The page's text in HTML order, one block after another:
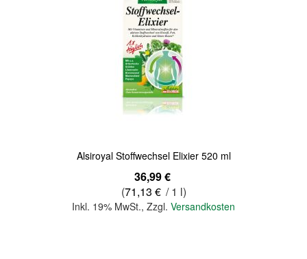
Alsiroyal Stoffwechsel Elixier 520 ml
36,99 €
(71,13 € / 1 l)
Inkl. 19% MwSt., Zzgl. Versandkosten